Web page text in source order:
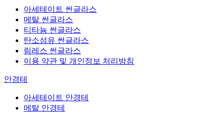
아세테이트 썬글라스
메탈 썬글라스
티타늄 썬글라스
탄소섬유 썬글라스
림레스 썬글라스
이용 약관 및 개인정보 처리방침
안경테
아세테이트 안경테
메탈 안경테